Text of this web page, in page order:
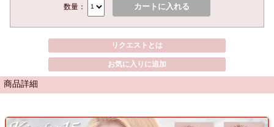
数量： カートに入れる
リクエストとは
お気に入りに追加
商品詳細